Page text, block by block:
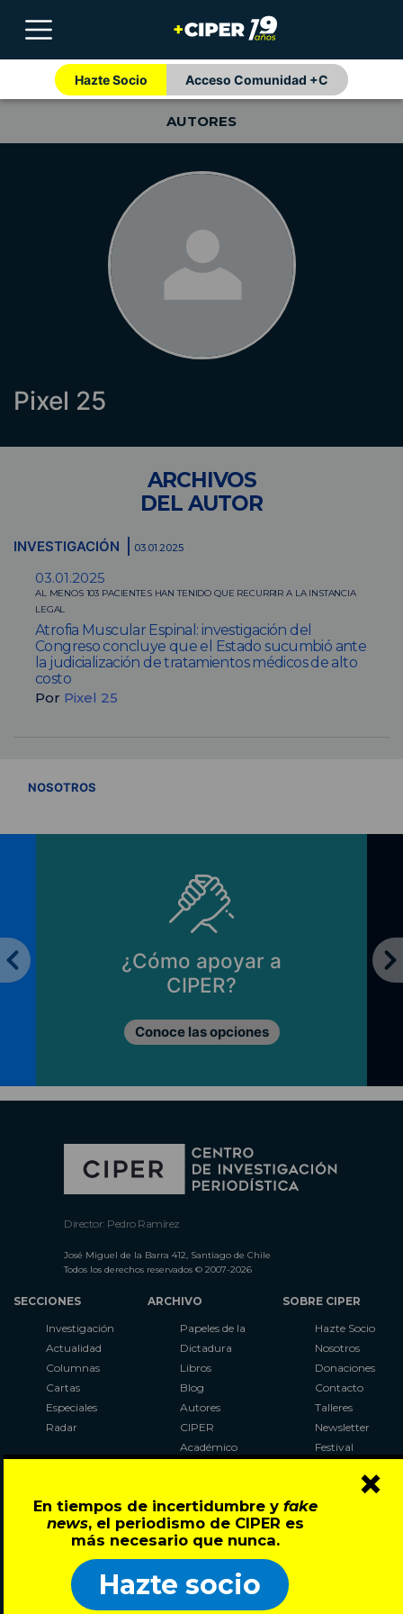
En tiempos de incertidumbre y fake
news, el periodismo de CIPER es
más necesario que nunca.
Hazte socio
×
Hazte Socio Acceso Comunidad +C
AUTORES
Pixel 25
ARCHIVOS
DEL AUTOR
INVESTIGACIÓN 03.01.2025
03.01.2025
AL MENOS 103 PACIENTES HAN TENIDO QUE RECURRIR A LA INSTANCIA
LEGAL
Atrofia Muscular Espinal: investigación del
Congreso concluye que el Estado sucumbió ante
la judicialización de tratamientos médicos de alto
costo
Por Pixel 25
NOSOTROS
¿Cómo apoyar a
CIPER?
Conoce las opciones
Director: Pedro Ramírez
José Miguel de la Barra 412, Santiago de Chile
Todos los derechos reservados © 2007-2026
SECCIONES
Investigación
Actualidad
Columnas
Cartas
Especiales
Radar
ARCHIVO
Papeles de la
Dictadura
Libros
Blog
Autores
CIPER
Académico
Al Plebiscito
con CIPER
SOBRE CIPER
Hazte Socio
Nosotros
Donaciones
Contacto
Talleres
Newsletter
Festival